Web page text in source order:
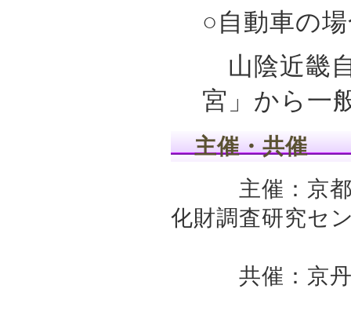
○自動車の
山陰近畿
宮」から一
主催・共催
主催：京都府
化財調査研究セ
共催：京丹